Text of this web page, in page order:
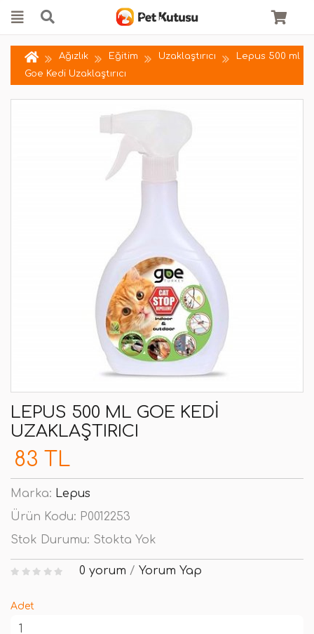
Ağızlık Eğitim Uzaklaştırıcı
Lepus 500 ml
Goe Kedi Uzaklaştırıcı
LEPUS 500 ML GOE KEDI
UZAKLAŞTIRICI
83 TL
Marka: Lepus
Ürün Kodu: P0012253
Stok Durumu: Stokta Yok
0 yorum / Yorum Yap
Adet